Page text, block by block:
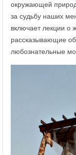
окружающей
за судьбу наших
включает лекции о
рассказывающие
любознательные